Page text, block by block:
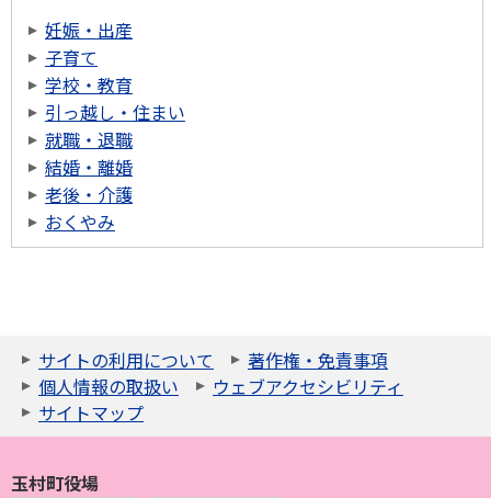
妊娠・出産
子育て
学校・教育
引っ越し・住まい
就職・退職
結婚・離婚
老後・介護
おくやみ
サイトの利用について
著作権・免責事項
個人情報の取扱い
ウェブアクセシビリティ
サイトマップ
玉村町役場